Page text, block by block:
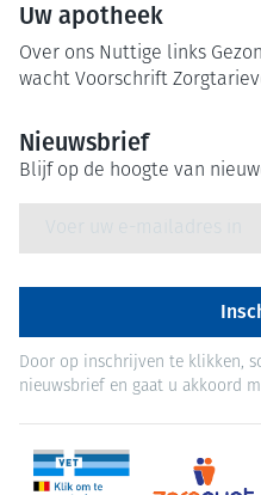
Uw apotheek
Over ons Nuttige links
wacht Voorschrift
Nieuwsbrief
Blijf op de hoogte van
Door op inschrijven te klikken,
nieuwsbrief en gaat u akkoord